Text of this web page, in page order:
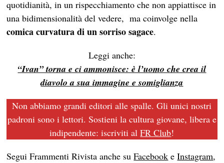
quotidianità, in un rispecchiamento che non appiattisce in
una bidimensionalità del vedere, ma coinvolge nella
comica curvatura di un sorriso sagace.
Leggi anche:
“Ivan” torna e ci ammonisce: è l’uomo che crea il
diavolo a sua immagine e somiglianza
Non abbiamo grandi editori alle spalle. Gli unici nostri
padroni sono i lettori. Sostieni la cultura giovane, libera e
indipendente: iscriviti alFR Club!
Segui Frammenti Rivista anche suFacebook eInstagram,